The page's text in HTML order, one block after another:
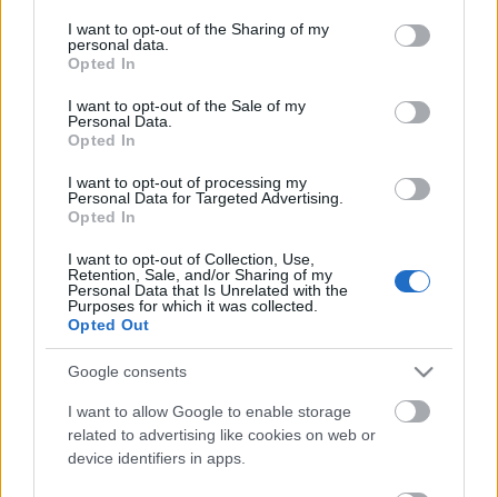
not limited to your visit or usage behaviour. You may click to
grant or deny consent to Google and its third-party tags to
use your data for below specified purposes in below Google
consent section.
I want to opt-out of the Sharing of my
personal data.
Opted In
I want to opt-out of the Sale of my
Personal Data.
Opted In
I want to opt-out of processing my
Personal Data for Targeted Advertising.
Opted In
I want to opt-out of Collection, Use,
Retention, Sale, and/or Sharing of my
Personal Data that Is Unrelated with the
Purposes for which it was collected.
Opted Out
Google consents
I want to allow Google to enable storage
related to advertising like cookies on web or
device identifiers in apps.
Hogyan válasszunk fenyőbútort?
Tippek egy profi bútor webáruházból
• 2025. augusztus 11.
profi bútor webáruházból A bútorvásárlás egyike
azoknak a fontos döntéseknek, amelyek hosszú
távon határozzák meg otthonunk hangulatát,
kényelmét és funkcionalitását. A laminált lapokból
készült, gyorsan avuló, „eldobható” bútorok korában